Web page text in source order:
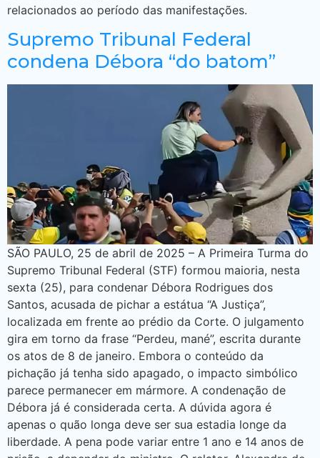
relacionados ao período das manifestações.
Supremo Tribunal Federal
condena Débora “do batom”
SÃO PAULO, 25 de abril de 2025 – A Primeira Turma do
Supremo Tribunal Federal (STF) formou maioria, nesta
sexta (25), para condenar Débora Rodrigues dos
Santos, acusada de pichar a estátua “A Justiça”,
localizada em frente ao prédio da Corte. O julgamento
gira em torno da frase “Perdeu, mané”, escrita durante
os atos de 8 de janeiro. Embora o conteúdo da
pichação já tenha sido apagado, o impacto simbólico
parece permanecer em mármore. A condenação de
Débora já é considerada certa. A dúvida agora é
apenas o quão longa deve ser sua estadia longe da
liberdade. A pena pode variar entre 1 ano e 14 anos de